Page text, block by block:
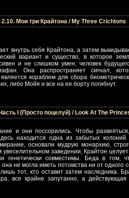
2.10. Мои три Крайтона / My Three Crichtons
внутрь себя Крайтона, а затем
вариант и существо, в которое
и не слишком умен, человек
Она распространяет сигнал,
кораблем для сбора
либо Мойя и все на ее борту погибнут.
I (Просто поцелуй) / Look At The
и они поссорились. Чтобы
находится одна из забытых колоний
основали мудрую монархию,
заведении, Крайтон
генетически совместимы. Беда в том,
не могла иметь потомства ни от одного
тот, кто оставит затем наследника.
все крайне запутанно, а